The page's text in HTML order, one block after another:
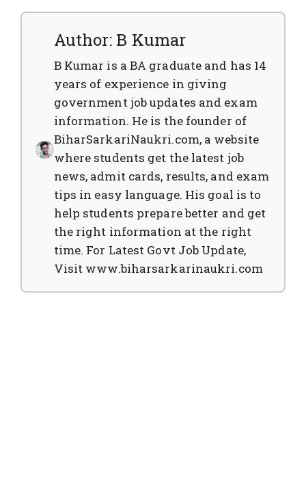
Author: B Kumar
B Kumar is a BA graduate and has 14
years of experience in giving
government job updates and exam
information. He is the founder of
BiharSarkariNaukri.com, a website
where students get the latest job
news, admit cards, results, and exam
tips in easy language. His goal is to
help students prepare better and get
the right information at the right
time. For Latest Govt Job Update,
Visit www.biharsarkarinaukri.com